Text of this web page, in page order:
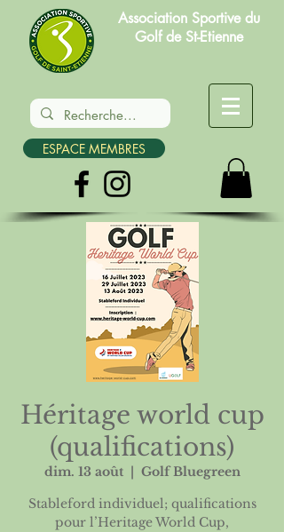
Association Sportive du
Golf de St-Etienne
ESPACE MEMBRES
Héritage world cup
(qualifications)
dim. 13 août
  |
Golf Bluegreen
Stableford individuel; qualifications
pour l’Heritage World Cup,